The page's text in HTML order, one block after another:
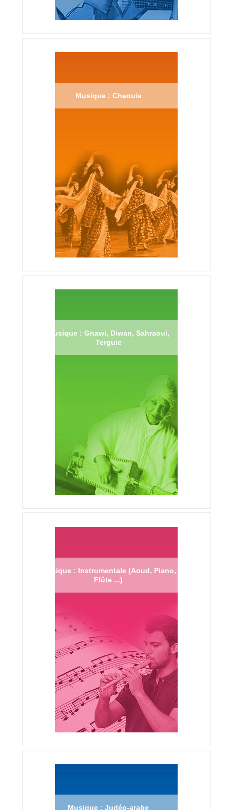
Musique : Chaouie
Musique : Gnawi, Diwan, Sahraoui,
Terguie
Musique : Instrumentale (Aoud, Piano,
Flûte ...)
Musique : Judéo-arabe